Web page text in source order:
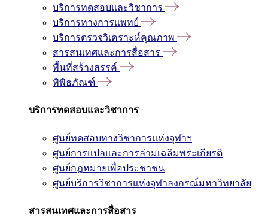
บริการทดสอบและวิชาการ
บริการทางการแพทย์
บริการตรวจวิเคราะห์คุณภาพ
สารสนเทศและการสื่อสาร
พื้นที่สร้างสรรค์
พิพิธภัณฑ์
บริการทดสอบและวิชาการ
ศูนย์ทดสอบทางวิชาการแห่งจุฬาฯ
ศูนย์การแปลและการล่ามเฉลิมพระเกียรติ
ศูนย์กฎหมายเพื่อประชาชน
ศูนย์บริการวิชาการแห่งจุฬาลงกรณ์มหาวิทยาลัย
สารสนเทศและการสื่อสาร